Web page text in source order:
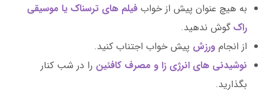
به هیچ عنوان پیش از خواب فیلم های ترسناک یا موسیقی
راکگوش ندهید.
از انجام ورزش پیش خواب اجتناب کنید.
نوشیدنی های انرژی زا و مصرف کافئین را در شب کنار
بگذارید.